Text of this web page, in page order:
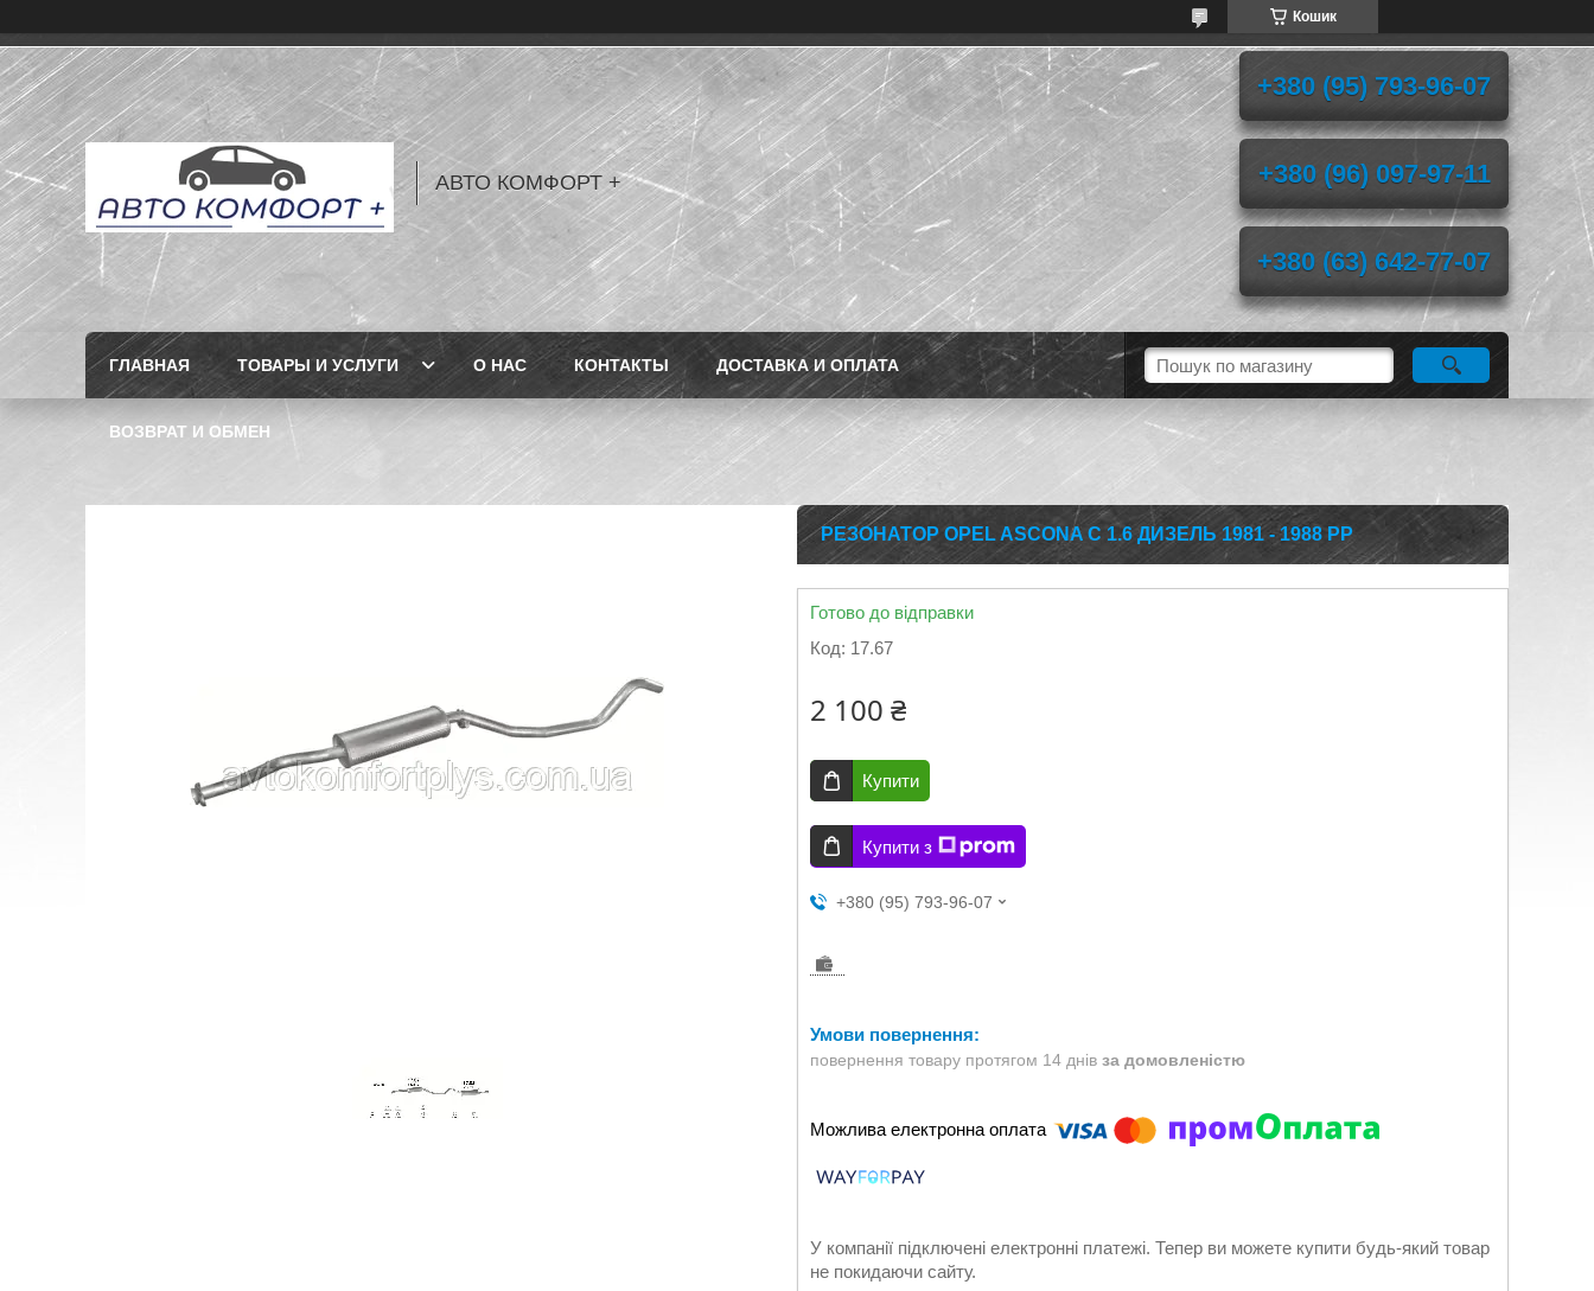
Кошик
АВТО КОМФОРТ +
+380 (95) 793-96-07
+380 (96) 097-97-11
+380 (63) 642-77-07
ГЛАВНАЯ ТОВАРЫ И УСЛУГИ О НАС КОНТАКТЫ ДОСТАВКА И ОПЛАТА
ВОЗВРАТ И ОБМЕН
РЕЗОНАТОР OPEL ASCONA C 1.6 ДИЗЕЛЬ 1981 - 1988 РР
Готово до відправки
Код: 17.67
2 100 ₴
Купити
Купити з
+380 (95) 793-96-07
повернення товару протягом 14 днів за домовленістю
У компанії підключені електронні платежі. Тепер ви можете купити будь-який товар
не покидаючи сайту.